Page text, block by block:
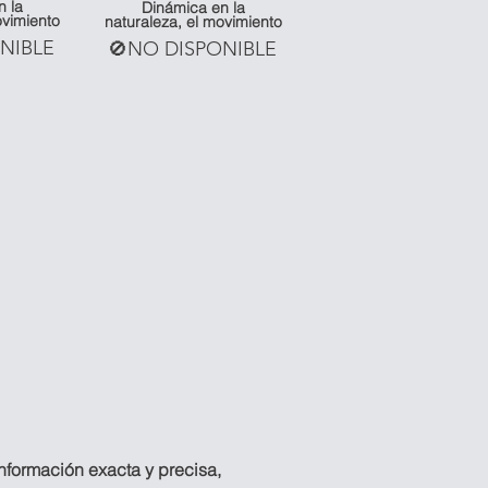
la Dinámica en la
naturaleza, el movimiento
🚫NO DISPONIBLE
exacta y precisa,